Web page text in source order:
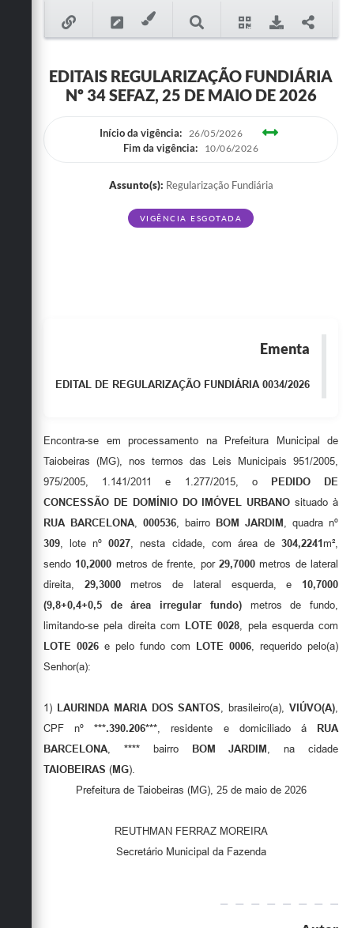
Ouvidoria
Legislação
Serviços Online
Telefones Úteis
Sala M. do Empreendedor
EDITAIS REGULARIZAÇÃO FUNDIÁRIA
Nº 34 SEFAZ, 25 DE MAIO DE 2026
Início da vigência: 26/05/2026
Fim da vigência: 10/06/2026
Assunto(s): Regularização Fundiária
VIGÊNCIA ESGOTADA
Ementa
EDITAL DE REGULARIZAÇÃO FUNDIÁRIA 0034/2026
Encontra-se em processamento na Prefeitura Municipal de
Taiobeiras (MG), nos termos das Leis Municipais 951/2005,
975/2005, 1.141/2011 e 1.277/2015, o
PEDIDO DE
CONCESSÃO DE DOMÍNIO DO IMÓVEL URBANOsituado à
RUA BARCELONA, 000536, bairro BOM JARDIM , quadra nº
309, lote nº0027, nesta cidade, com área de304,2241m²,
sendo 10,2000 metros de frente, por29,7000 metros de lateral
direita, 29,3000metros de lateral esquerda, e 10,7000
(9,8+0,4+0,5 de área irregular fundo)metros de fundo,
limitando-se pela direita com LOTE 0028, pela esquerda com
LOTE 0026 e pelo fundo com LOTE 0006, requerido pelo(a)
Senhor(a):
1) LAURINDA MARIA DOS SANTOS, brasileiro(a),VIÚVO(A),
CPF nº***.390.206***, residente e domiciliado á
RUA
BARCELONA, ****bairro BOM JARDIM , na cidade
TAIOBEIRAS (MG).
Prefeitura de Taiobeiras (MG), 25 de maio de 2026
REUTHMAN FERRAZ MOREIRA
Secretário Municipal da Fazenda